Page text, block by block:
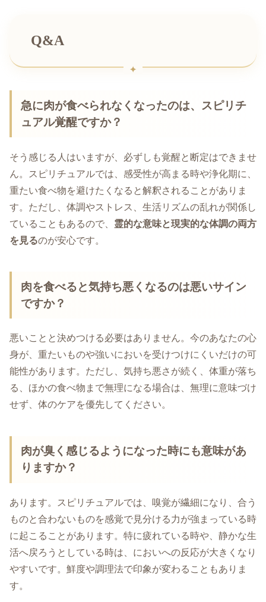
Q&A
急に肉が食べられなくなったのは、スピリチ
ュアル覚醒ですか？
そう感じる人はいますが、必ずしも覚醒と断定はできませ
ん。スピリチュアルでは、感受性が高まる時や浄化期に、
重たい食べ物を避けたくなると解釈されることがありま
す。ただし、体調やストレス、生活リズムの乱れが関係し
ていることもあるので、 霊的な意味と現実的な体調の両方
を見るのが安心です。
肉を食べると気持ち悪くなるのは悪いサイン
ですか？
悪いことと決めつける必要はありません。今のあなたの心
身が、重たいものや強いにおいを受けつけにくいだけの可
能性があります。ただし、気持ち悪さが続く、体重が落ち
る、ほかの食べ物まで無理になる場合は、無理に意味づけ
せず、体のケアを優先してください。
肉が臭く感じるようになった時にも意味があ
りますか？
あります。スピリチュアルでは、嗅覚が繊細になり、合う
ものと合わないものを感覚で見分ける力が強まっている時
に起こることがあります。特に疲れている時や、静かな生
活へ戻ろうとしている時は、においへの反応が大きくなり
やすいです。鮮度や調理法で印象が変わることもありま
す。